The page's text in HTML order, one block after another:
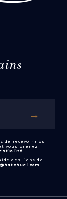
de recevoir nos
vous prenez
.
des liens de
.